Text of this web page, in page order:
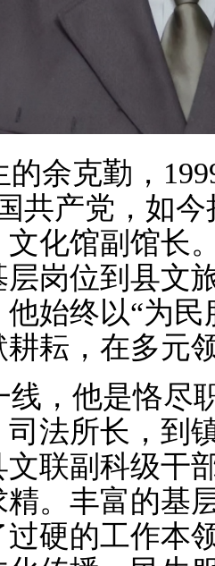
的余克勤，
共产党，如
文化馆副馆长
层岗位到县文
始终以“为
耘，在多元
线，他是恪尽
法所长，到
文联副科级干
。丰富的基
硬的工作本